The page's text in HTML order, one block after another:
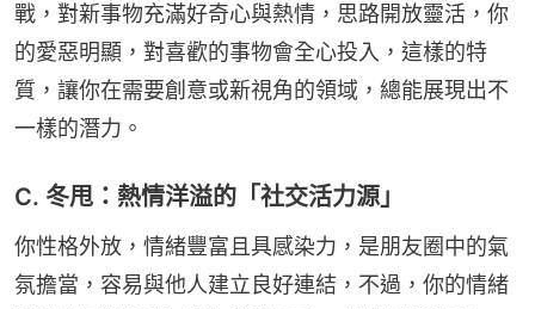
戰，對新事物充滿好奇心與熱情，思路開放靈活，你
的愛惡明顯，對喜歡的事物會全心投入，這樣的特
質，讓你在需要創意或新視角的領域，總能展現出不
一樣的潛力。
C. 冬甩：熱情洋溢的「社交活力源」
你性格外放，情緒豐富且具感染力，是朋友圈中的氣
氛擔當，容易與他人建立良好連結，不過，你的情緒